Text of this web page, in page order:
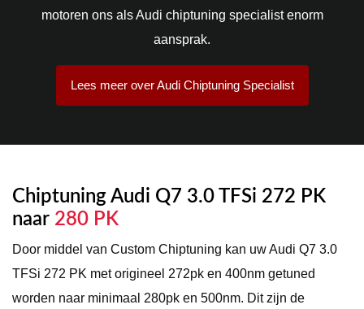
motoren ons als Audi chiptuning specialist enorm
aansprak.
Lees meer over Audi Chiptuning Specialist
Chiptuning Audi Q7 3.0 TFSi 272 PK
naar 280 PK
Door middel van Custom Chiptuning kan uw Audi Q7 3.0
TFSi 272 PK met origineel 272pk en 400nm getuned
worden naar minimaal 280pk en 500nm. Dit zijn de